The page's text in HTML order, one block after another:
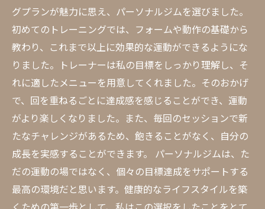
グプランが魅力に思え、パーソナルジムを選びました。
初めてのトレーニングでは、フォームや動作の基礎から
教わり、これまで以上に効果的な運動ができるようにな
りました。トレーナーは私の目標をしっかり理解し、そ
れに適したメニューを用意してくれました。そのおかげ
で、回を重ねるごとに達成感を感じることができ、運動
がより楽しくなりました。また、毎回のセッションで新
たなチャレンジがあるため、飽きることがなく、自分の
成長を実感することができます。 パーソナルジムは、た
だの運動の場ではなく、個々の目標達成をサポートする
最高の環境だと思います。健康的なライフスタイルを築